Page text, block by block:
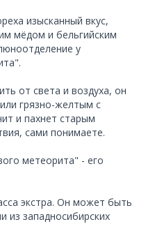
изысканный вкус,
мёдом и бельгийским
у
от света и воздуха, он
грязно-желтым с
и пахнет старым
сами понимаете.
метеорита" - его
экстра. Он может быть
из западносибирских